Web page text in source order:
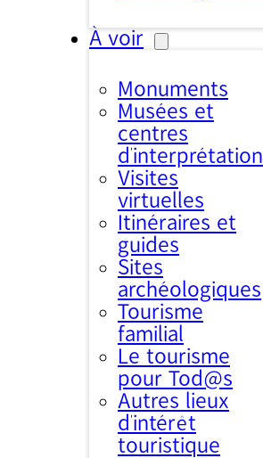
À voir
Monuments
Musées et
centres
d’interprétation
Visites
virtuelles
Itinéraires et
guides
Sites
archéologiques
Tourisme
familial
Le tourisme
pour Tod@s
Autres lieux
d'intérêt
touristique